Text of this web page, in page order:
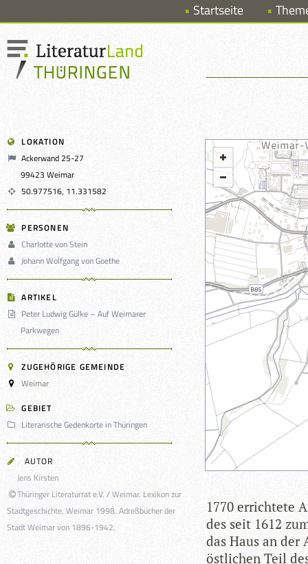
Startseite
LOKATION
Ackerwand 25-27
99423 Weimar
50.977516, 11.331582
PERSONEN
Charlotte von Stein
Johann Wolfgang von Goethe
ARTIKEL
Peter Ludwig Gülke – Auf Weimarer
Parkwegen
ZUGEHÖRIGE GEMEINDE
Weimar
GEBIET
Literarische Gedenkorte in Thüringen
AUTOR
Jens Kirsten
Thüringer Literaturrat e.V. / Weimar. Lexikon zur
Stadtgeschichte, Weimar 1998. Adreßbücher der
Stadt Weimar von 1896-1942.
1770 errich­tete
des seit 1612
das Haus an der
öst­li­chen Teil